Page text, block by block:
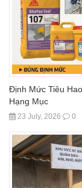
Định Mức Tiêu
Hạng Mục
23 July, 2026 0